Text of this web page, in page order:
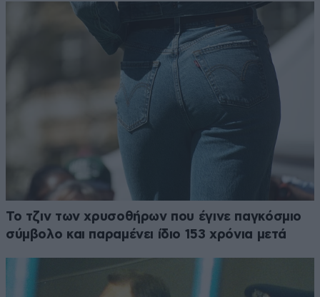
Το τζιν των χρυσοθήρων που έγινε παγκόσμιο
σύμβολο και παραμένει ίδιο 153 χρόνια μετά